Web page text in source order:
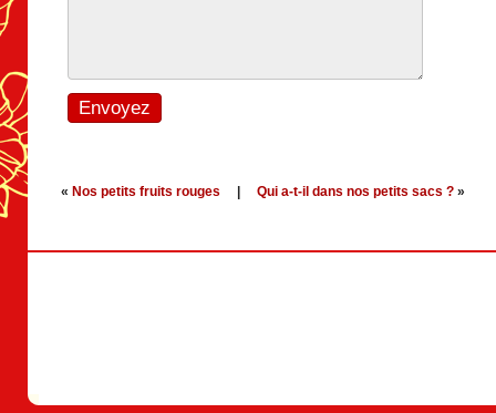
« Nos petits fruits rouges Qui a-t-il dans nos petits sacs ? »